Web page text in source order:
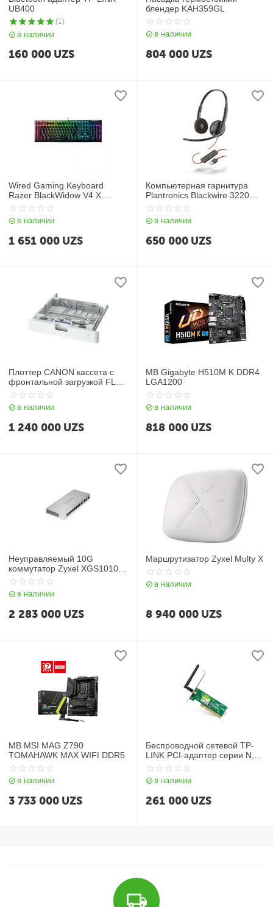
UB400
(1)
в наличии
160 000 UZS
блендер KAH359GL
в наличии
804 000 UZS
Wired Gaming Keyboard
Razer BlackWidow V4 X
(Yellow Switch) - Cyrillic
Layout
в наличии
1 651 000 UZS
Компьютерная гарнитура
Plantronics Blackwire 3220
USB-A
в наличии
650 000 UZS
Плоттер CANON кассета с
фронтальной загрузкой FL
Cassette-BF1
в наличии
1 240 000 UZS
MB Gigabyte H510M K DDR4
LGA1200
в наличии
818 000 UZS
Неуправляемый 10G
коммутатор Zyxel XGS1010-
12-ZZ0101F
в наличии
2 283 000 UZS
Маршрутизатор Zyxel Multy X
в наличии
8 940 000 UZS
MB MSI MAG Z790
TOMAHAWK MAX WIFI DDR5
в наличии
3 733 000 UZS
Беспроводной сетевой TP-
LINK PCI-адаптер серии N,
скорость до 150 Мбит/с TL-
WN751ND
в наличии
261 000 UZS